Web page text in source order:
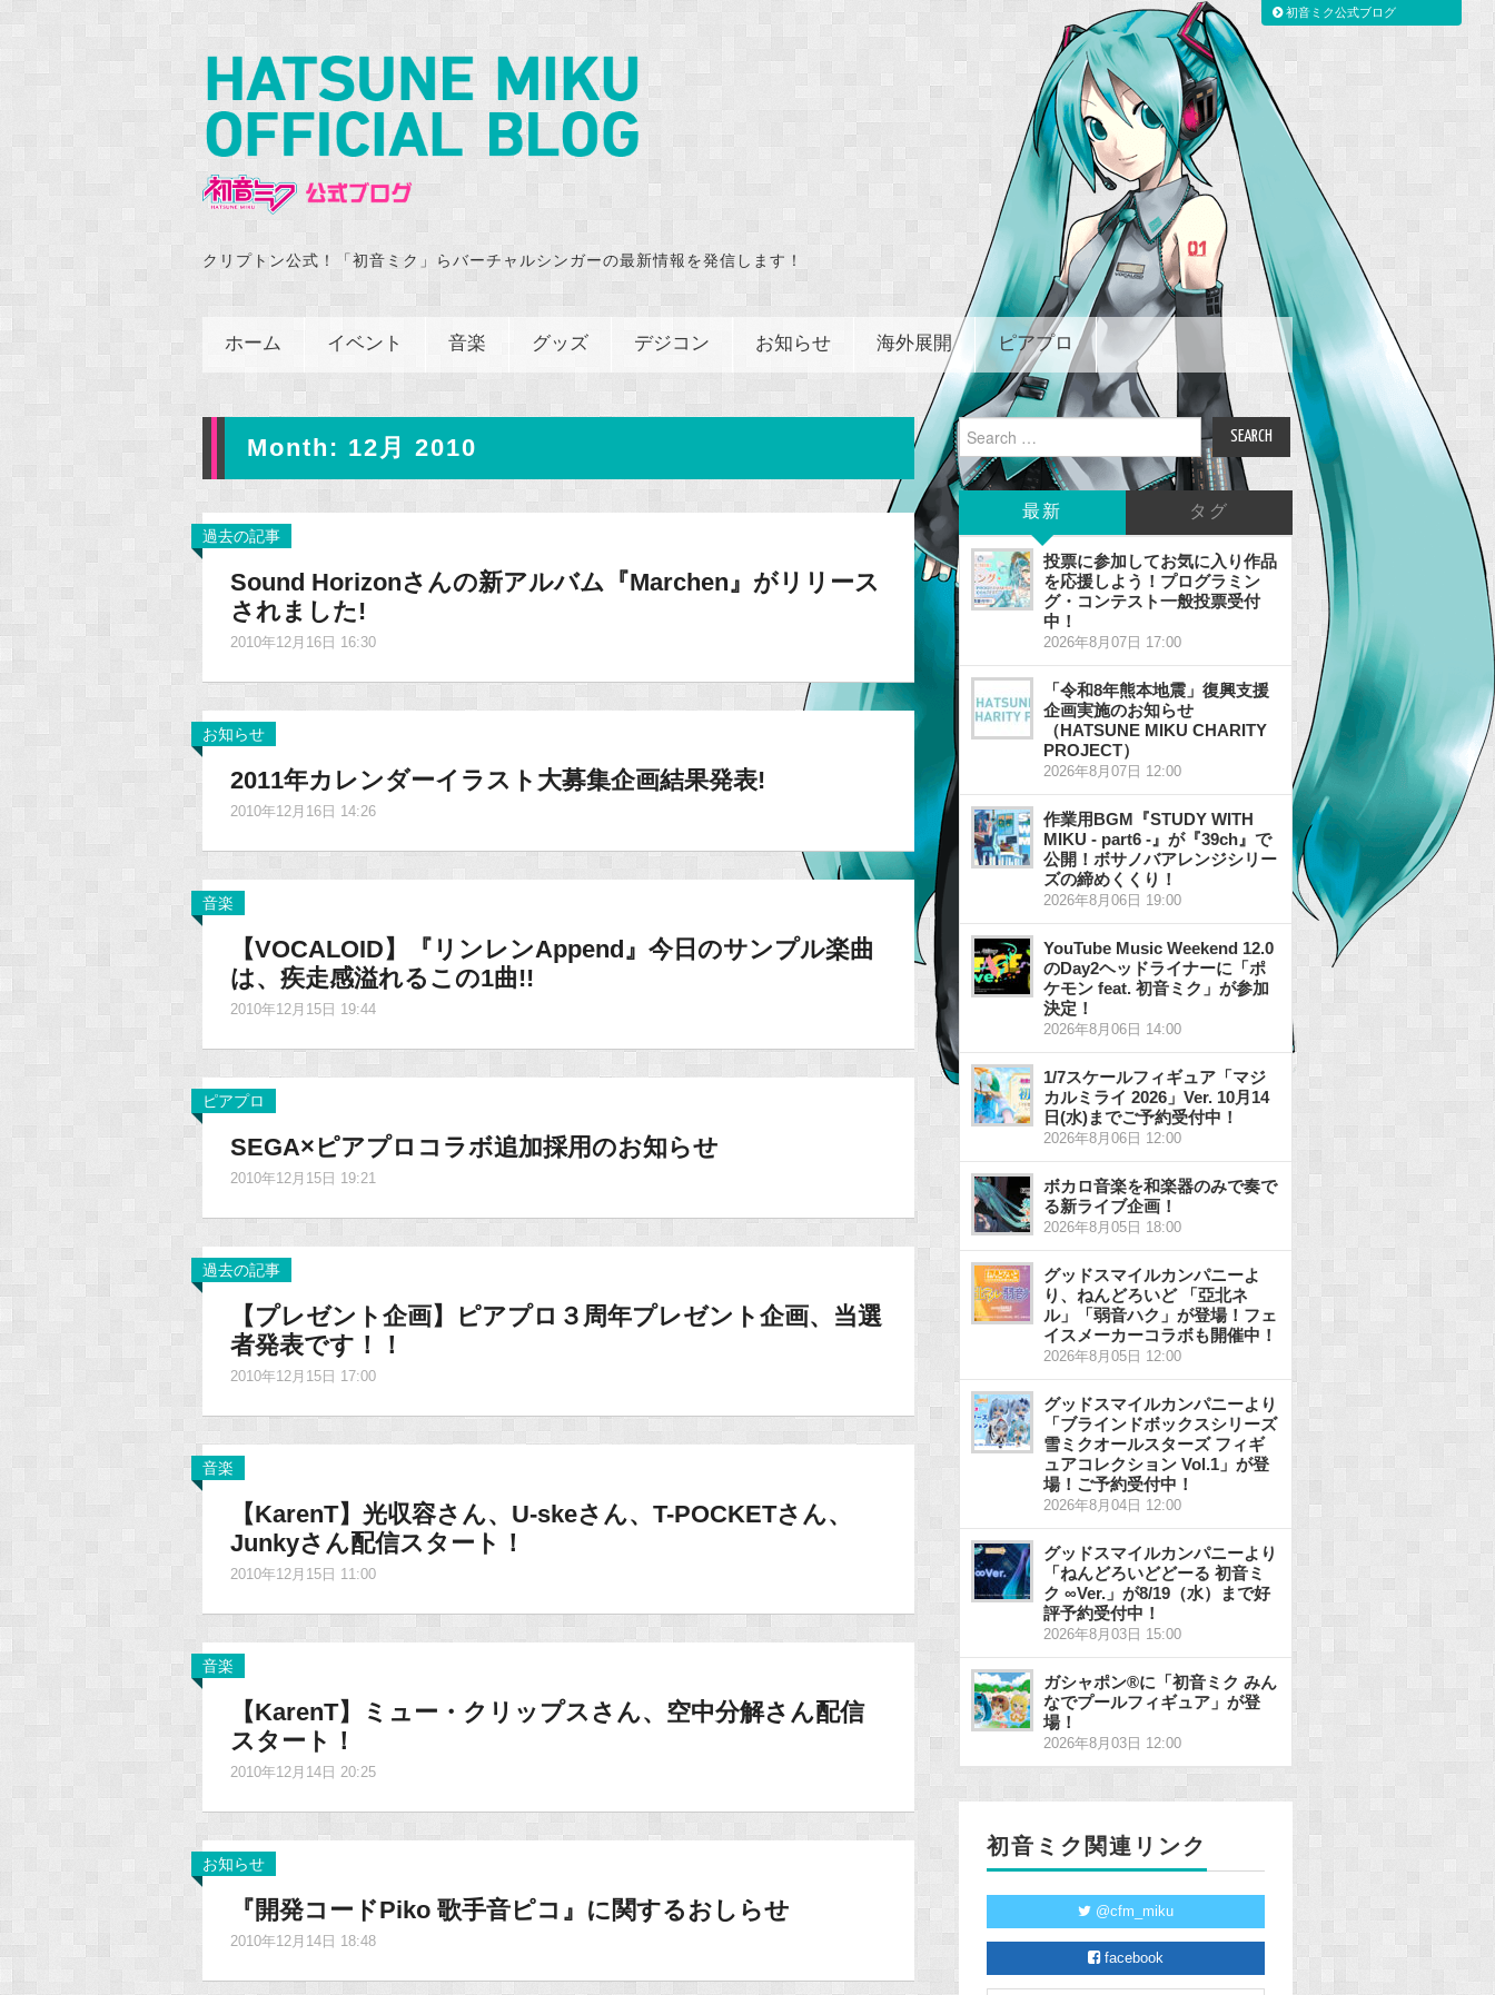
クリプトン公式！「初音ミク」らバーチャルシンガーの最新情報を発信します！
ホーム イベント 音楽 グッズ デジコン お知らせ 海外展開 ピアプロ
Month: 12月 2010
過去の記事
Sound Horizonさんの新アルバム『Marchen』がリリース
されました!
2010年12月16日 16:30
お知らせ
2011年カレンダーイラスト大募集企画結果発表!
2010年12月16日 14:26
音楽
【VOCALOID】『リンレンAppend』今日のサンプル楽曲
は、疾走感溢れるこの1曲!!
2010年12月15日 19:44
ピアプロ
SEGA×ピアプロコラボ追加採用のお知らせ
2010年12月15日 19:21
過去の記事
【プレゼント企画】ピアプロ３周年プレゼント企画、当選
者発表です！！
2010年12月15日 17:00
音楽
【KarenT】光収容さん、U-skeさん、T-POCKETさん、
Junkyさん配信スタート！
2010年12月15日 11:00
音楽
【KarenT】ミュー・クリップスさん、空中分解さん配信
スタート！
2010年12月14日 20:25
お知らせ
『開発コードPiko 歌手音ピコ』に関するおしらせ
2010年12月14日 18:48
Search
for:
最新 タグ
投票に参加してお気に入り作品
を応援しよう！プログラミン
グ・コンテスト一般投票受付
中！
2026年8月07日 17:00
「令和8年熊本地震」復興支援
企画実施のお知らせ
（HATSUNE MIKU CHARITY
PROJECT）
2026年8月07日 12:00
作業用BGM『STUDY WITH
MIKU - part6 -』が『39ch』で
公開！ボサノバアレンジシリー
ズの締めくくり！
2026年8月06日 19:00
YouTube Music Weekend 12.0
のDay2ヘッドライナーに「ポ
ケモン feat. 初音ミク」が参加
決定！
2026年8月06日 14:00
1/7スケールフィギュア「マジ
カルミライ 2026」Ver. 10月14
日(水)までご予約受付中！
2026年8月06日 12:00
ボカロ音楽を和楽器のみで奏で
る新ライブ企画！
2026年8月05日 18:00
グッドスマイルカンパニーよ
り、ねんどろいど 「亞北ネ
ル」「弱音ハク」が登場！フェ
イスメーカーコラボも開催中！
2026年8月05日 12:00
グッドスマイルカンパニーより
「ブラインドボックスシリーズ
雪ミクオールスターズ フィギ
ュアコレクション Vol.1」が登
場！ご予約受付中！
2026年8月04日 12:00
グッドスマイルカンパニーより
「ねんどろいどどーる 初音ミ
ク ∞Ver.」が8/19（水）まで好
評予約受付中！
2026年8月03日 15:00
ガシャポン®に「初音ミク みん
なでプールフィギュア」が登
場！
2026年8月03日 12:00
初音ミク関連リンク
@cfm_miku
facebook
初音ミク公式ブログ